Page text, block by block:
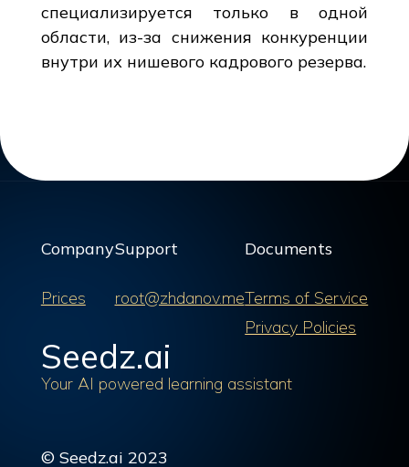
специализируется только в одной
области, из-за снижения конкуренции
внутри их нишевого кадрового резерва.
Company
Prices
Support
root@zhdanov.me
Documents
Terms of Service
Privacy Policies
Seedz.ai
Your AI powered learning assistant
© Seedz.ai 2023